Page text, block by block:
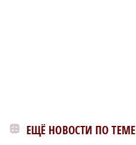
ЕЩЁ НОВОСТИ ПО ТЕМЕ